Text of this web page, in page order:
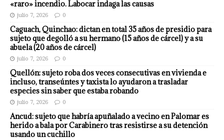
«raro» incendio. Labocar indaga las causas
julio 7, 2026 0
Caguach, Quinchao: dictan en total 35 años de presidio para
sujeto que degolló a su hermano (15 años de cárcel) y a su
abuela (20 años de cárcel)
julio 7, 2026 0
Quellón: sujeto roba dos veces consecutivas en vivienda e
incluso, transeúntes y taxista lo ayudaron a trasladar
especies sin saber que estaba robando
julio 7, 2026 0
Ancud: sujeto que habría apuñalado a vecino en Palomar es
herido a bala por Carabinero tras resistirse a su detención
usando un cuchillo